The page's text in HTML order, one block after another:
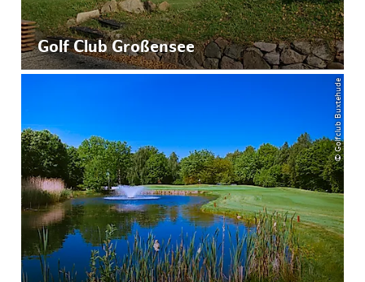
Golf Club Großensee
© Golfclub Buxtehude